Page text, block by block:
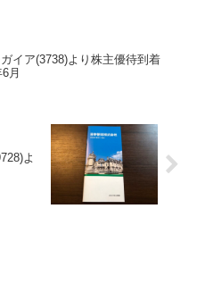
イア(3738)より株主優待到着
月
よ